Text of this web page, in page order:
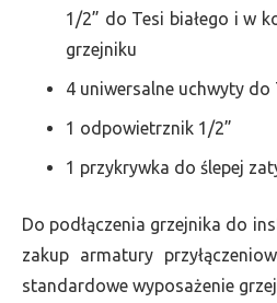
1/2” do Tesi białego i w
grzejniku
4 uniwersalne uchwyty do
1 odpowietrznik 1/2”
1 przykrywka do ślepej
Do podłączenia grzejnika do
zakup armatury
standardowe wyposażenie